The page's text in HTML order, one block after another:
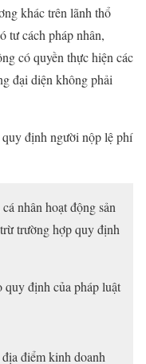
khác trên lãnh thổ
tư cách pháp nhân,
có quyền thực hiện các
đại diện không phải
quy định người nộp lệ phí
nhân hoạt động sản
trường hợp quy định
quy định của pháp luật
điểm kinh doanh